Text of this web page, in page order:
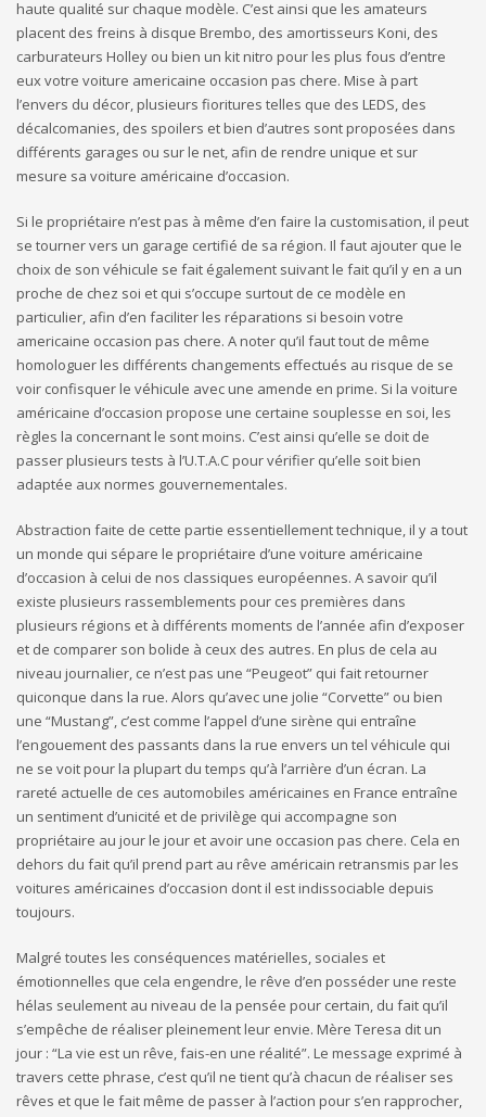
haute qualité sur chaque modèle. C’est ainsi que les amateurs
placent des freins à disque Brembo, des amortisseurs Koni, des
carburateurs Holley ou bien un kit nitro pour les plus fous d’entre
eux votre voiture americaine occasion pas chere. Mise à part
l’envers du décor, plusieurs fioritures telles que des LEDS, des
décalcomanies, des spoilers et bien d’autres sont proposées dans
différents garages ou sur le net, afin de rendre unique et sur
mesure sa voiture américaine d’occasion.
Si le propriétaire n’est pas à même d’en faire la customisation, il peut
se tourner vers un garage certifié de sa région. Il faut ajouter que le
choix de son véhicule se fait également suivant le fait qu’il y en a un
proche de chez soi et qui s’occupe surtout de ce modèle en
particulier, afin d’en faciliter les réparations si besoin votre
americaine occasion pas chere. A noter qu’il faut tout de même
homologuer les différents changements effectués au risque de se
voir confisquer le véhicule avec une amende en prime. Si la voiture
américaine d’occasion propose une certaine souplesse en soi, les
règles la concernant le sont moins. C’est ainsi qu’elle se doit de
passer plusieurs tests à l’U.T.A.C pour vérifier qu’elle soit bien
adaptée aux normes gouvernementales.
Abstraction faite de cette partie essentiellement technique, il y a tout
un monde qui sépare le propriétaire d’une voiture américaine
d’occasion à celui de nos classiques européennes. A savoir qu’il
existe plusieurs rassemblements pour ces premières dans
plusieurs régions et à différents moments de l’année afin d’exposer
et de comparer son bolide à ceux des autres. En plus de cela au
niveau journalier, ce n’est pas une “Peugeot” qui fait retourner
quiconque dans la rue. Alors qu’avec une jolie “Corvette” ou bien
une “Mustang”, c’est comme l’appel d’une sirène qui entraîne
l’engouement des passants dans la rue envers un tel véhicule qui
ne se voit pour la plupart du temps qu’à l’arrière d’un écran. La
rareté actuelle de ces automobiles américaines en France entraîne
un sentiment d’unicité et de privilège qui accompagne son
propriétaire au jour le jour et avoir une occasion pas chere. Cela en
dehors du fait qu’il prend part au rêve américain retransmis par les
voitures américaines d’occasion dont il est indissociable depuis
toujours.
Malgré toutes les conséquences matérielles, sociales et
émotionnelles que cela engendre, le rêve d’en posséder une reste
hélas seulement au niveau de la pensée pour certain, du fait qu’il
s’empêche de réaliser pleinement leur envie. Mère Teresa dit un
jour : “La vie est un rêve, fais-en une réalité”. Le message exprimé à
travers cette phrase, c’est qu’il ne tient qu’à chacun de réaliser ses
rêves et que le fait même de passer à l’action pour s’en rapprocher,